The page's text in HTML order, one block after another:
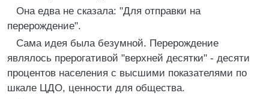
Она едва не сказала: "Для отправки на
перерождение".
Сама идея была безумной. Перерождение
являлось прерогативой "верхней десятки" - десяти
процентов населения с высшими показателями по
шкале ЦДО, ценности для общества.